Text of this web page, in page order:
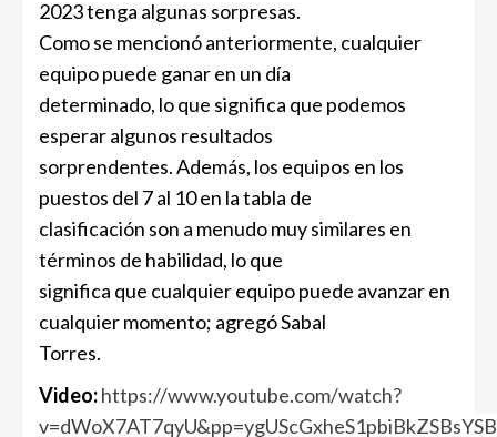
2023 tenga algunas sorpresas.
Como se mencionó anteriormente, cualquier
equipo puede ganar en un día
determinado, lo que significa que podemos
esperar algunos resultados
sorprendentes. Además, los equipos en los
puestos del 7 al 10 en la tabla de
clasificación son a menudo muy similares en
términos de habilidad, lo que
significa que cualquier equipo puede avanzar en
cualquier momento; agregó Sabal
Torres.
Video:https://www.youtube.com/watch?